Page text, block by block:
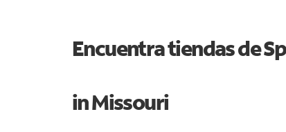
Encuentra tiendas de
in Missouri